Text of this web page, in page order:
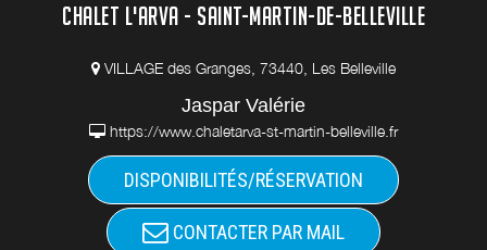
CHALET L'ARVA - SAINT-MARTIN-DE-BELLEVILLE
VILLAGE des Granges, 73440, Les Belleville
Jaspar Valérie
https://www.chaletarva-st-martin-belleville.fr
DISPONIBILITÉS/RÉSERVATION
CONTACTER PAR MAIL